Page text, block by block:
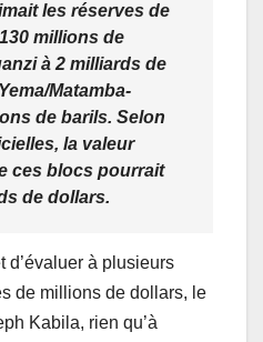
les réserves de
millions de
à 2 milliards de
Matamba-
de barils. Selon
la valeur
ces blocs pourrait
de dollars.
d’évaluer à plusieurs
de millions de dollars, le
Kabila, rien qu’à